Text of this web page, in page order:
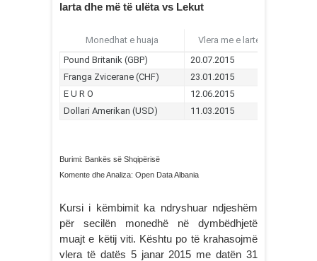
larta dhe më të ulëta vs Lekut
Burimi: Bankës së Shqipërisë
Komente dhe Analiza: Open Data Albania
Kursi i këmbimit ka ndryshuar ndjeshëm
për secilën monedhë në dymbëdhjetë
muajt e këtij viti. Kështu po të krahasojmë
vlera të datës 5 janar 2015 me datën 31